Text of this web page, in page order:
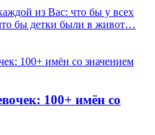
из Вас: что бы у всех
бы детки были в живот…
100+ имён со